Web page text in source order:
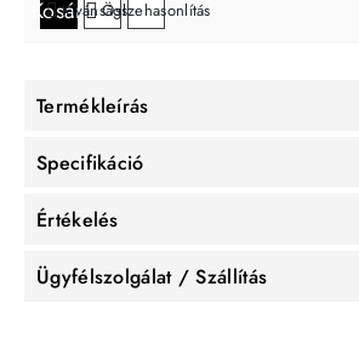
Kosárba
Kívánságlistára
Összehasonlítás
Termékleírás
Specifikáció
Értékelés
Ügyfélszolgálat / Szállítás